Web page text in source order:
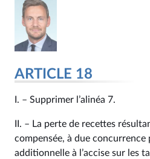
ARTICLE 18
I. – Supprimer l’alinéa 7.
II. – La perte de recettes
compensée, à due concurrence
additionnelle à l’accise sur les